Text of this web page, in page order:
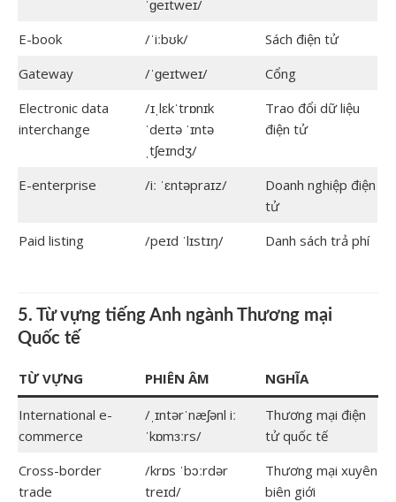
ˈɡeɪtweɪ/
E-book
/ˈiːbʊk/
Sách điện tử
Gateway
/ˈɡeɪtweɪ/
Cổng
Electronic data
interchange
/ɪˌlɛkˈtrɒnɪk
ˈdeɪtə ˈɪntə
ˌtʃeɪndʒ/
Trao đổi dữ liệu
điện tử
E-enterprise /iː ˈɛntəpraɪz/
Doanh nghiệp điện
tử
Paid listing
/peɪd ˈlɪstɪŋ/ Danh sách trả phí
5. Từ vựng tiếng Anh ngành Thương mại
Quốc tế
TỪ VỰNG PHIÊN ÂM NGHĨA
International e-
commerce
/ˌɪntərˈnæʃənl iː
ˈkɒmɜːrs/
Thương mại điện
tử quốc tế
Cross-border
trade
/krɒs ˈbɔːrdər
treɪd/
Thương mại xuyên
biên giới